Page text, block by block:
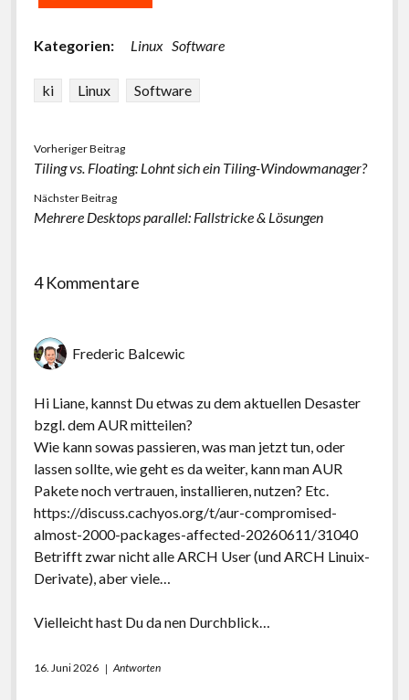
Kategorien: Linux Software
ki Linux Software
Vorheriger Beitrag
Tiling vs. Floating: Lohnt sich ein Tiling-Windowmanager?
Nächster Beitrag
Mehrere Desktops parallel: Fallstricke & Lösungen
4 Kommentare
Frederic Balcewic
Hi Liane, kannst Du etwas zu dem aktuellen Desaster
bzgl. dem AUR mitteilen?
Wie kann sowas passieren, was man jetzt tun, oder
lassen sollte, wie geht es da weiter, kann man AUR
Pakete noch vertrauen, installieren, nutzen? Etc.
https://discuss.cachyos.org/t/aur-compromised-
almost-2000-packages-affected-20260611/31040
Betrifft zwar nicht alle ARCH User (und ARCH Linuix-
Derivate), aber viele…
Vielleicht hast Du da nen Durchblick…
16. Juni 2026 Antworten